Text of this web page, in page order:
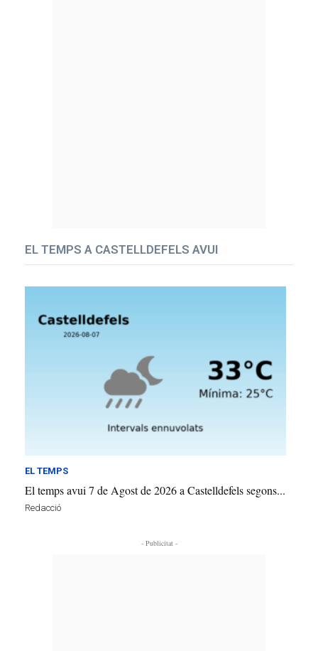
EL TEMPS A CASTELLDEFELS AVUI
EL TEMPS
El temps avui 7 de Agost de 2026 a Castelldefels segons...
Redacció
- Publicitat -